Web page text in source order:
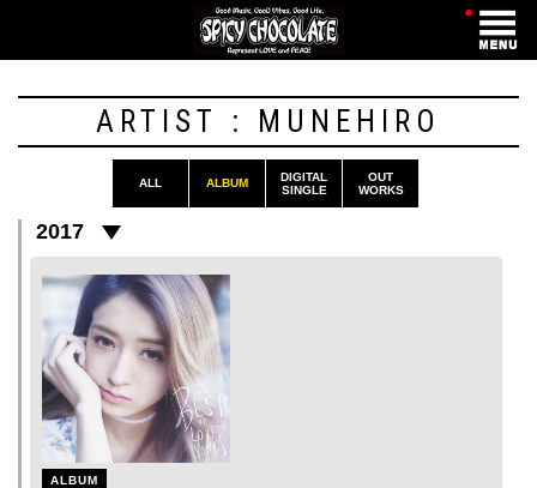
・
ARTIST : MUNEHIRO
ALL ALBUM
DIGITAL
SINGLE
OUT
WORKS
2017
ALBUM